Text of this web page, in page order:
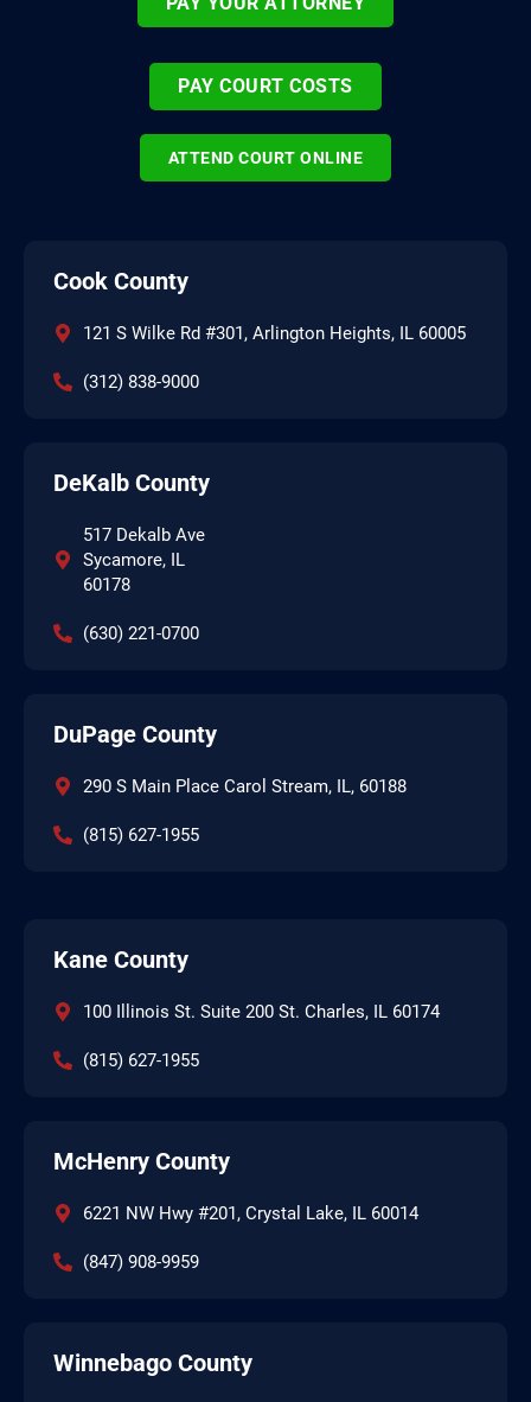
PAY COURT COSTS
ATTEND COURT ONLINE
Cook County
121 S Wilke Rd #301, Arlington Heights, IL 60005
(312) 838-9000
DeKalb County
517 Dekalb Ave
Sycamore, IL
60178
(630) 221-0700
DuPage County
290 S Main Place Carol Stream, IL, 60188
(815) 627-1955
Kane County
100 Illinois St. Suite 200 St. Charles, IL 60174
(815) 627-1955
McHenry County
6221 NW Hwy #201, Crystal Lake, IL 60014
(847) 908-9959
Winnebago County